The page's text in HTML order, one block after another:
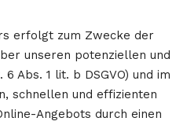
erfolgt zum Zwecke der
unseren potenziellen und
Abs. 1 lit. b DSGVO) und im
schnellen und effizienten
Angebots durch einen